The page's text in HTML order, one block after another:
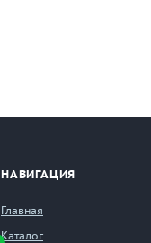
НАВИГАЦИЯ
Главная
Каталог